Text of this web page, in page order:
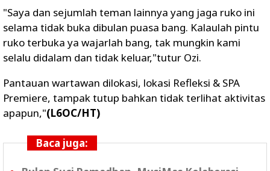
"Saya dan sejumlah teman lainnya yang jaga ruko ini
selama tidak buka dibulan puasa bang. Kalaulah pintu
ruko terbuka ya wajarlah bang, tak mungkin kami
selalu didalam dan tidak keluar,"tutur Ozi.
Pantauan wartawan dilokasi, lokasi Refleksi & SPA
Premiere, tampak tutup bahkan tidak terlihat aktivitas
apapun,"(L6OC/HT)
Baca juga: